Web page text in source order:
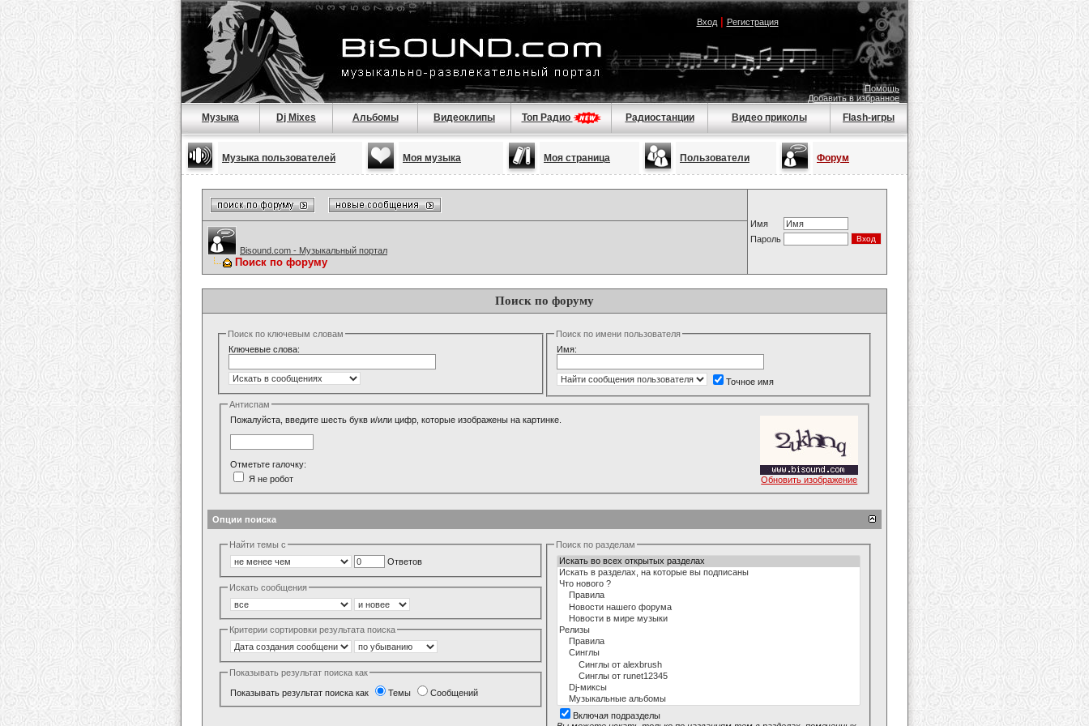
Вход| Регистрация
Помощь
Добавить в избранное
Музыка Dj Mixes Альбомы Видеоклипы Топ Радио Радиостанции Видео приколы Flash-игры
Музыка пользователей Моя музыка Моя страница Пользователи Форум
Имя
Пароль
Bisound.com - Музыкальный портал
Поиск по форуму
Поиск по форуму
Поиск по ключевым словам
Ключевые слова:
Поиск по имени пользователя
Имя:
Точное имя
Антиспам
Пожалуйста, введите шесть букв и/или цифр, которые изображены на картинке.
Отметьте галочку:
Я не робот
Обновить изображение
Опции поиска
Найти темы с
Ответов
Искать сообщения
Критерии сортировки результата поиска
Показывать результат поиска как
Показывать результат поиска как Темы Сообщений
Поиск по разделам
Включая подразделы